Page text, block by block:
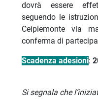
dovrà essere
seguendo le
Ceipiemonte via
conferma di
Scadenza adesioni:
Si segnala che